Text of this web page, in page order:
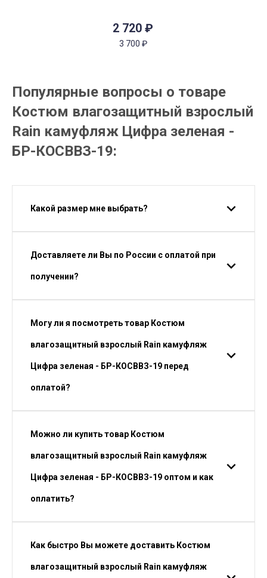
2 720 ₽
3 700 ₽
Популярные вопросы о товаре
Костюм влагозащитный взрослый
Rain камуфляж Цифра зеленая -
БР-КОСВВЗ-19:
Какой размер мне выбрать?
Доставляете ли Вы по России с оплатой при
получении?
Могу ли я посмотреть товар Костюм
влагозащитный взрослый Rain камуфляж
Цифра зеленая - БР-КОСВВЗ-19 перед
оплатой?
Можно ли купить товар Костюм
влагозащитный взрослый Rain камуфляж
Цифра зеленая - БР-КОСВВЗ-19 оптом и как
оплатить?
Как быстро Вы можете доставить Костюм
влагозащитный взрослый Rain камуфляж